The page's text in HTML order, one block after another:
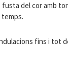
del cor amb
fins i tot